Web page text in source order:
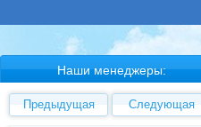
Наши менеджеры:
Предыдущая Следующая